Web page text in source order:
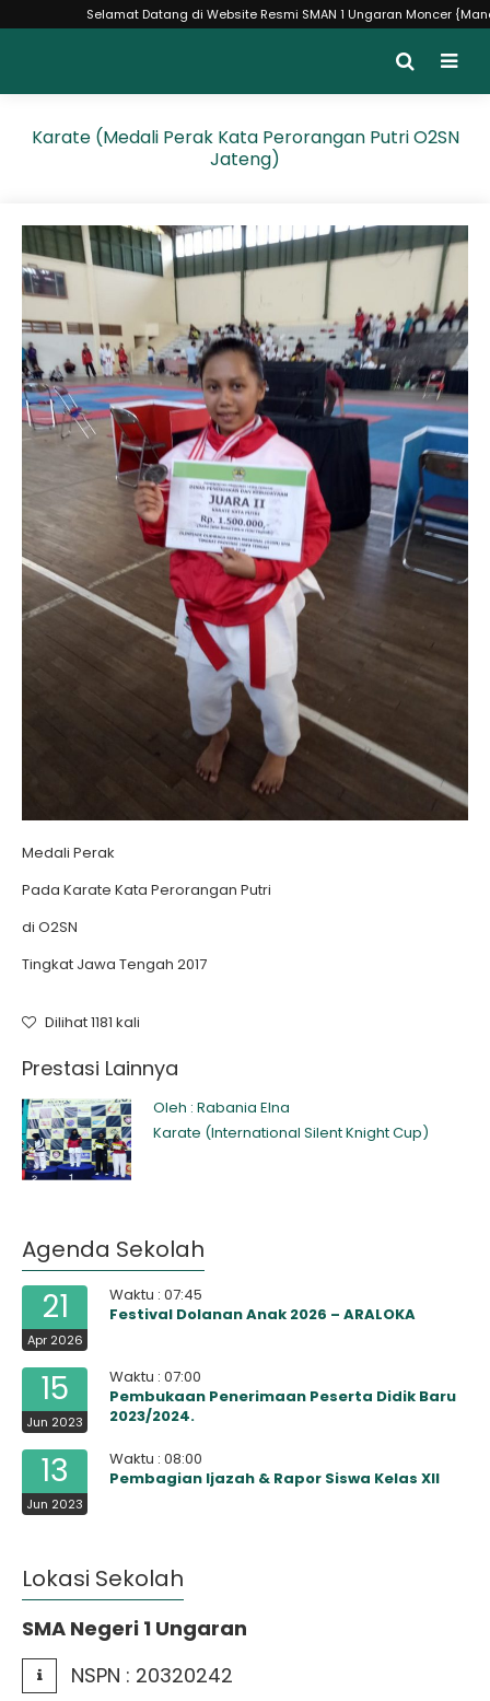
Selamat Datang di Website Resmi SMAN 1 Ungaran Moncer
Karate (Medali Perak Kata Perorangan Putri O2SN
Jateng)
Medali Perak
Pada Karate Kata Perorangan Putri
di O2SN
Tingkat Jawa Tengah 2017
Dilihat 1181 kali
Prestasi Lainnya
Oleh : Rabania Elna
Karate (International Silent Knight Cup)
Agenda Sekolah
21
Apr 2026
Waktu : 07:45
Festival Dolanan Anak 2026 – ARALOKA
15
Jun 2023
Waktu : 07:00
Pembukaan Penerimaan Peserta Didik Baru
2023/2024.
13
Jun 2023
Waktu : 08:00
Pembagian Ijazah & Rapor Siswa Kelas XII
Lokasi Sekolah
SMA Negeri 1 Ungaran
NSPN : 20320242